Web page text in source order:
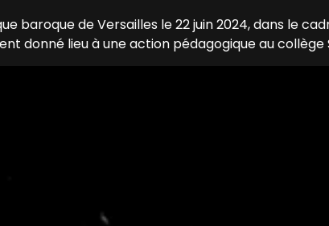
baroque de Versailles le 22 juin 2024, dans le
donné lieu à une action pédagogique au collège